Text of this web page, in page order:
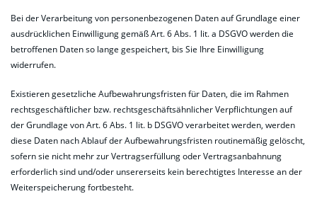
Bei der Verarbeitung von personenbezogenen Daten auf Grundlage einer
ausdrücklichen Einwilligung gemäß Art. 6 Abs. 1 lit. a DSGVO werden die
betroffenen Daten so lange gespeichert, bis Sie Ihre Einwilligung
widerrufen.
Existieren gesetzliche Aufbewahrungsfristen für Daten, die im Rahmen
rechtsgeschäftlicher bzw. rechtsgeschäftsähnlicher Verpflichtungen auf
der Grundlage von Art. 6 Abs. 1 lit. b DSGVO verarbeitet werden, werden
diese Daten nach Ablauf der Aufbewahrungsfristen routinemäßig gelöscht,
sofern sie nicht mehr zur Vertragserfüllung oder Vertragsanbahnung
erforderlich sind und/oder unsererseits kein berechtigtes Interesse an der
Weiterspeicherung fortbesteht.